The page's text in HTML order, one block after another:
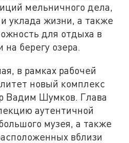
мельничного дела,
уклада жизни, а также
для отдыха в
берегу озера.
в рамках рабочей
новый комплекс
Вадим Шумков. Глава
аутентичной
музея, а также
вблизи